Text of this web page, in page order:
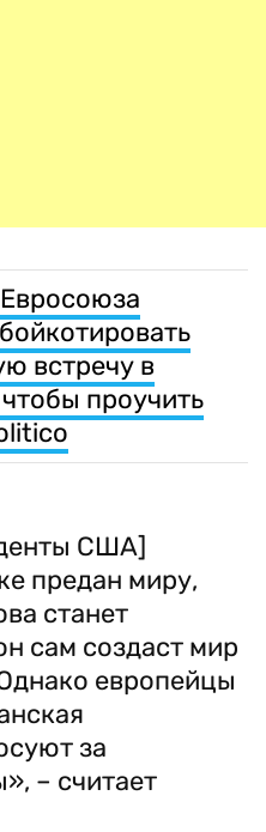
встречу в
проучить
США]
предан миру,
станет
сам создаст мир
европейцы
за
– считает